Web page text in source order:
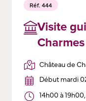
Réf. 444
Visite
Château de
Début mardi
14h00 à